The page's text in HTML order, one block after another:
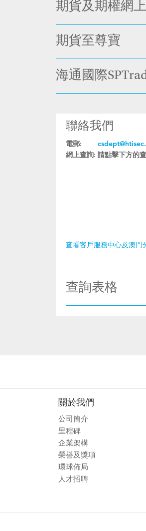
期貨及期權網
期貨至尊寶
海通國際
聯絡我們
電郵:
網上查詢: 請點擊下方的
查看客戶服務中心及澳門
查詢表格
關於我們
公司簡介
里程碑
企業架構
榮譽及獎項
環球佈局
人才招聘